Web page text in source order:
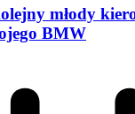
młody
BMW